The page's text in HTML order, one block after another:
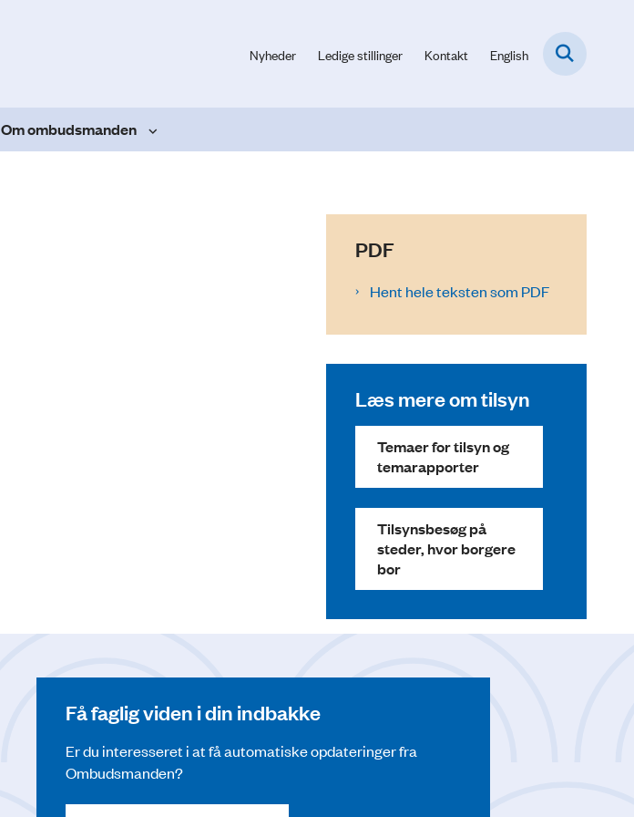
Nyheder Ledige stillinger Kontakt English
Om ombudsmanden
PDF
Hent hele teksten som PDF
Læs mere om tilsyn
Temaer for tilsyn og
temarapporter
Tilsynsbesøg på
steder, hvor borgere
bor
Få faglig viden i din indbakke
Er du interesseret i at få automatiske opdateringer fra
Ombudsmanden?